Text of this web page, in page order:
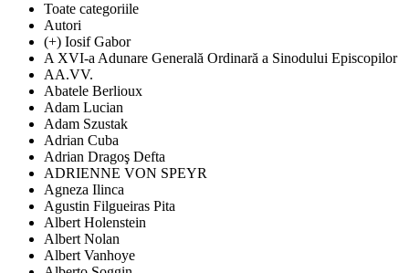
Toate categoriile
Autori
(+) Iosif Gabor
A XVI-a Adunare Generală Ordinară a Sinodului Episcopilor
AA.VV.
Abatele Berlioux
Adam Lucian
Adam Szustak
Adrian Cuba
Adrian Dragoş Defta
ADRIENNE VON SPEYR
Agneza Ilinca
Agustin Filgueiras Pita
Albert Holenstein
Albert Nolan
Albert Vanhoye